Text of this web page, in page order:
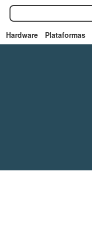
Hardware Plataformas